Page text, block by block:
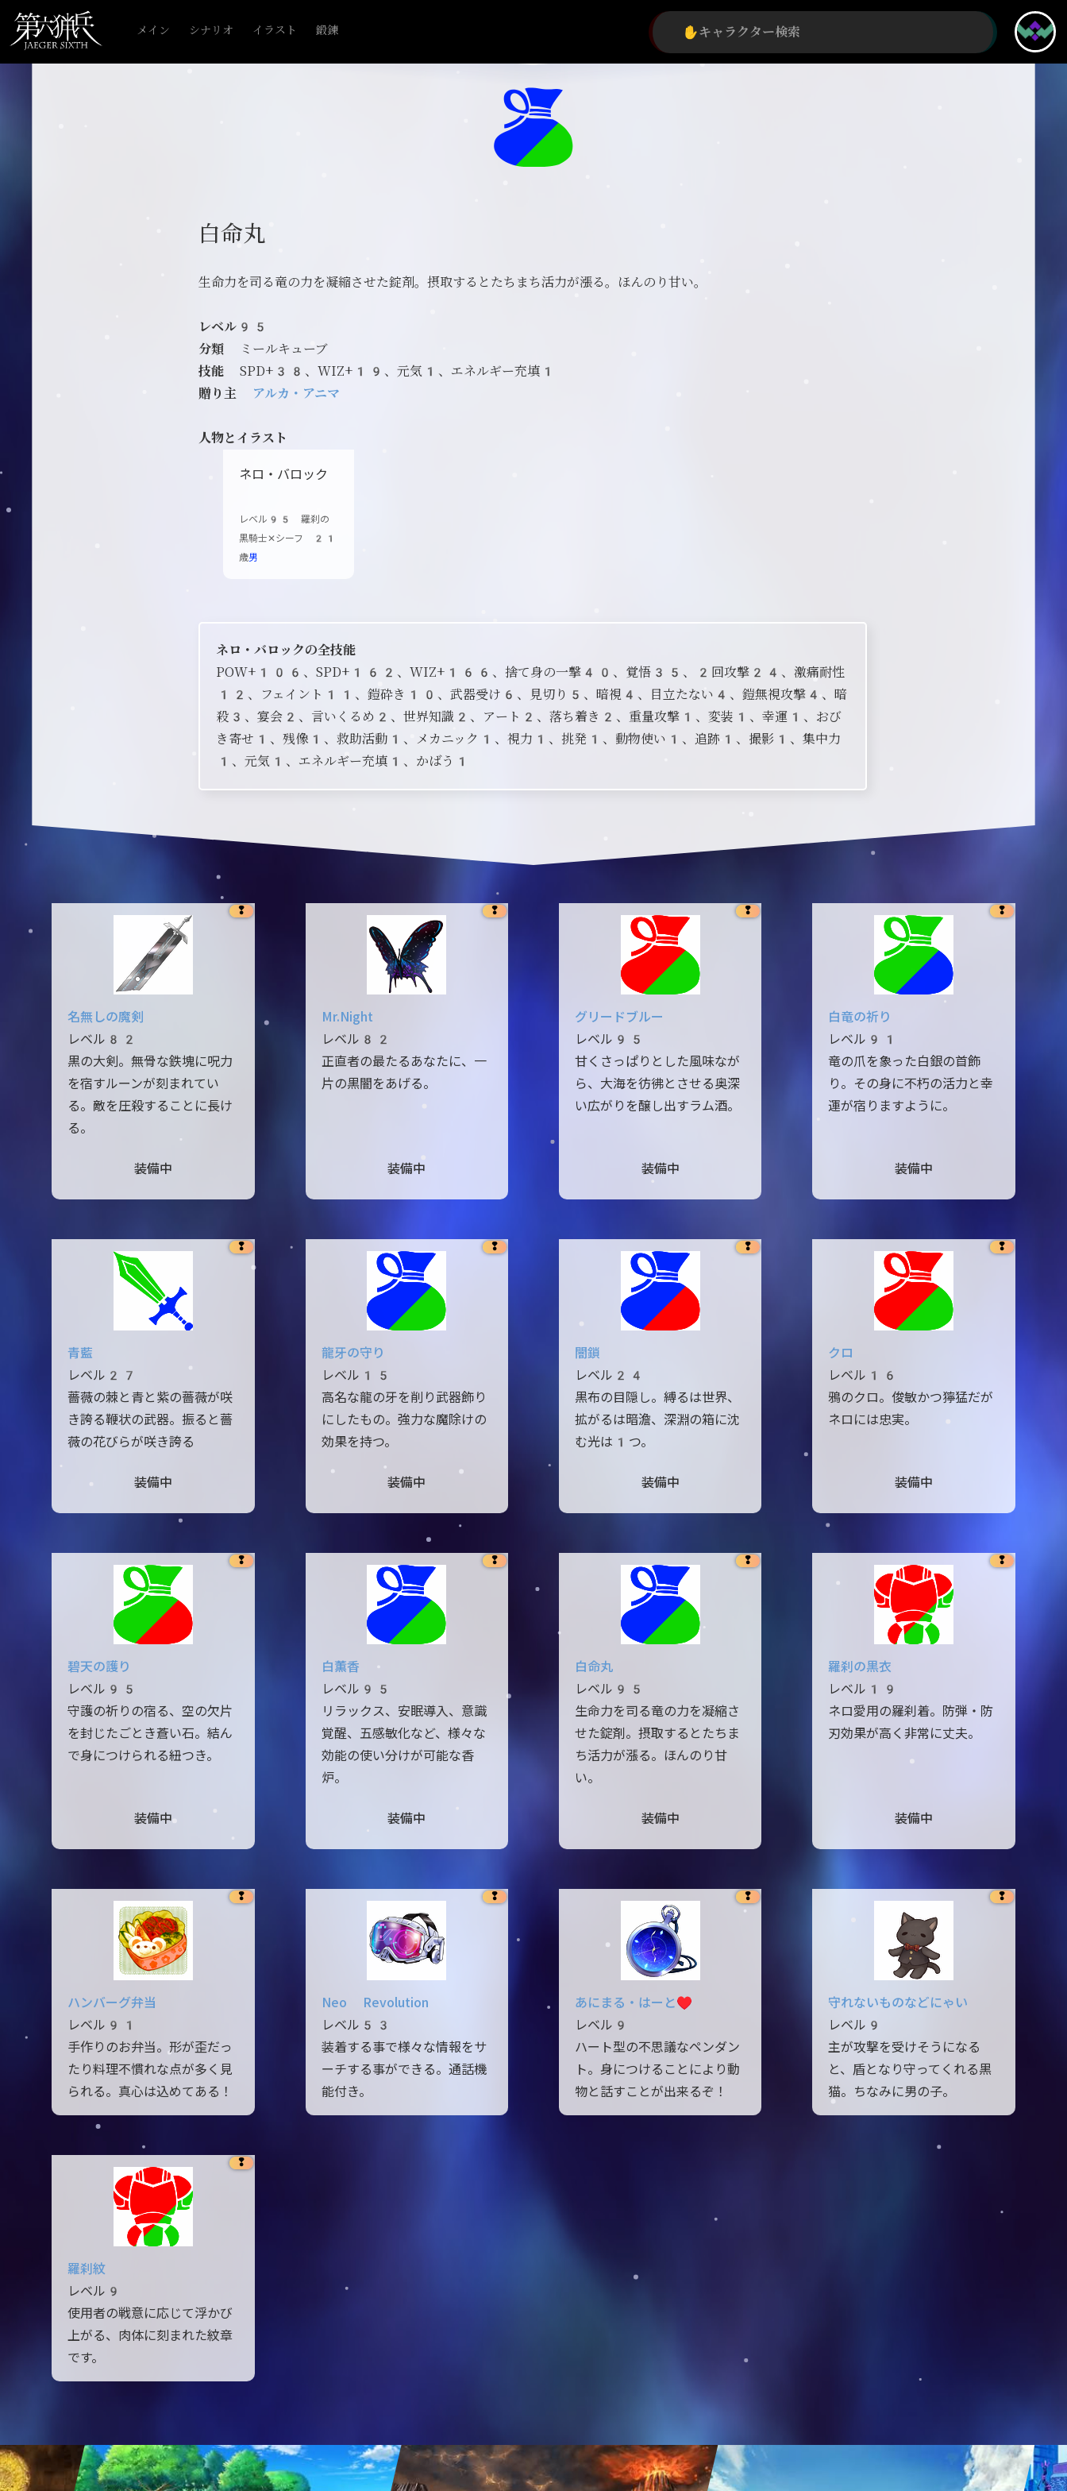
メイン シナリオ イラスト 鍛錬
白命丸
生命力を司る竜の力を凝縮させた錠剤。摂取するとたちまち活力が漲る。ほんのり甘い。
レベル95
分類 ミールキューブ
技能 SPD+38、WIZ+19、元気1、エネルギー充填1
贈り主 アルカ・アニマ
人物とイラスト
ネロ・バロック
レベル95 羅刹の
黒騎士✕シーフ 21
歳男
ネロ・バロックの全技能
POW+106、SPD+162、WIZ+166、捨て身の一撃40、覚悟35、2回攻撃24、激痛耐性
12、フェイント11、鎧砕き10、武器受け6、見切り5、暗視4、目立たない4、鎧無視攻撃4、暗
殺3、宴会2、言いくるめ2、世界知識2、アート2、落ち着き2、重量攻撃1、変装1、幸運1、おび
き寄せ1、残像1、救助活動1、メカニック1、視力1、挑発1、動物使い1、追跡1、撮影1、集中力
1、元気1、エネルギー充填1、かばう1
❢
名無しの魔剣
レベル82
黒の大剣。無骨な鉄塊に呪力
を宿すルーンが刻まれてい
る。敵を圧殺することに長け
る。
装備中
❢
Mr.Night
レベル82
正直者の最たるあなたに、一
片の黒闇をあげる。
装備中
❢
グリードブルー
レベル95
甘くさっぱりとした風味なが
ら、大海を彷彿とさせる奥深
い広がりを醸し出すラム酒。
装備中
❢
白竜の祈り
レベル91
竜の爪を象った白銀の首飾
り。その身に不朽の活力と幸
運が宿りますように。
装備中
❢
青藍
レベル27
薔薇の棘と青と紫の薔薇が咲
き誇る鞭状の武器。振ると薔
薇の花びらが咲き誇る
装備中
❢
龍牙の守り
レベル15
高名な龍の牙を削り武器飾り
にしたもの。強力な魔除けの
効果を持つ。
装備中
❢
闇鎖
レベル24
黒布の目隠し。縛るは世界、
拡がるは暗澹、深淵の箱に沈
む光は1つ。
装備中
❢
クロ
レベル16
鴉のクロ。俊敏かつ獰猛だが
ネロには忠実。
装備中
❢
碧天の護り
レベル95
守護の祈りの宿る、空の欠片
を封じたごとき蒼い石。結ん
で身につけられる紐つき。
装備中
❢
白薫香
レベル95
リラックス、安眠導入、意識
覚醒、五感敏化など、様々な
効能の使い分けが可能な香
炉。
装備中
❢
白命丸
レベル95
生命力を司る竜の力を凝縮さ
せた錠剤。摂取するとたちま
ち活力が漲る。ほんのり甘
い。
装備中
❢
羅刹の黒衣
レベル19
ネロ愛用の羅刹着。防弾・防
刃効果が高く非常に丈夫。
装備中
❢
ハンバーグ弁当
レベル91
手作りのお弁当。形が歪だっ
たり料理不慣れな点が多く見
られる。真心は込めてある！
❢
Neo Revolution
レベル53
装着する事で様々な情報をサ
ーチする事ができる。通話機
能付き。
❢
あにまる・はーと♥
レベル9
ハート型の不思議なペンダン
ト。身につけることにより動
物と話すことが出来るぞ！
❢
守れないものなどにゃい
レベル9
主が攻撃を受けそうになる
と、盾となり守ってくれる黒
猫。ちなみに男の子。
❢
羅刹紋
レベル9
使用者の戦意に応じて浮かび
上がる、肉体に刻まれた紋章
です。